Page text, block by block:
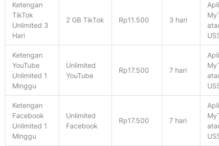
Ketengan
TikTok
Unlimited 3
Hari
2 GB TikTok Rp11.500 3 hari
Ketengan
YouTube
Unlimited 1
Minggu
Unlimited
YouTube
Rp17.500 7 hari
Ketengan
Facebook
Unlimited 1
Minggu
Unlimited
Facebook
Rp17.500 7 hari